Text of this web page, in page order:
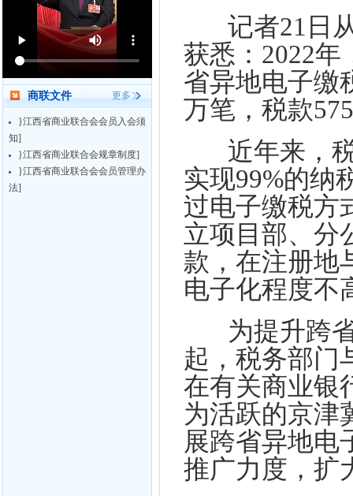
更多
商联文件
}江西省商业联合会会员入会须
知]
}江西省商业联合会规章制度]
}江西省商业联合会会员管理办
法]
记者21日
获悉：2022年
省异地电子缴
万笔，税款
近年来，
实现99%的纳
过电子缴税方
立项目部、分
款，在注册地
电子化程度不
为提升跨
起，税务部门
在有关商业银
为活跃的京津
展跨省异地电
推广力度，扩